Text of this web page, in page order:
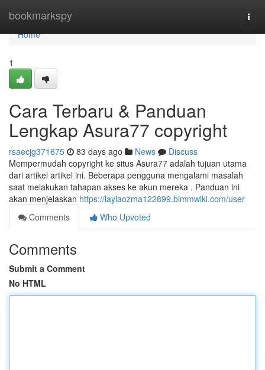
bookmarkspy
Home
Home
1
Cara Terbaru & Panduan
Lengkap Asura77 copyright
rsaecjg371675 83 days ago News
Discuss
Mempermudah copyright ke situs Asura77 adalah tujuan utama
dari artikel artikel ini. Beberapa pengguna mengalami masalah
saat melakukan tahapan akses ke akun mereka . Panduan ini
akan menjelaskan https://laylaozma122899.bimmwiki.com/user
Comments
Who Upvoted
Comments
Submit a Comment
No HTML